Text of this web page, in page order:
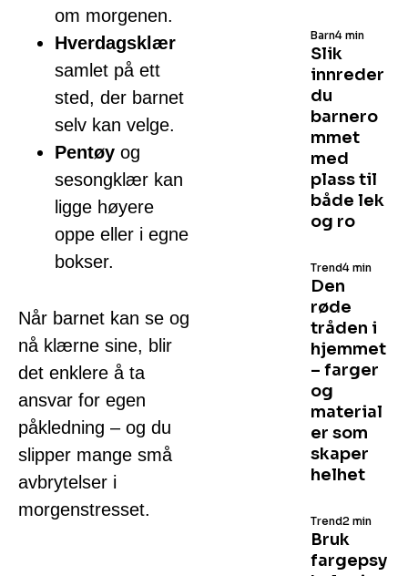
om morgenen.
Hverdagsklær
samlet på ett
sted, der barnet
selv kan velge.
Pentøy og
sesongklær kan
ligge høyere
oppe eller i egne
bokser.
Når barnet kan se og
nå klærne sine, blir
det enklere å ta
ansvar for egen
påkledning – og du
slipper mange små
avbrytelser i
morgenstresset.
Slik
innreder
du
barnero
mmet
med
plass til
både lek
og ro
Barn4 min
Den
røde
tråden i
hjemmet
– farger
og
material
er som
skaper
helhet
Trend4 min
Bruk
fargepsy
Trend2 min